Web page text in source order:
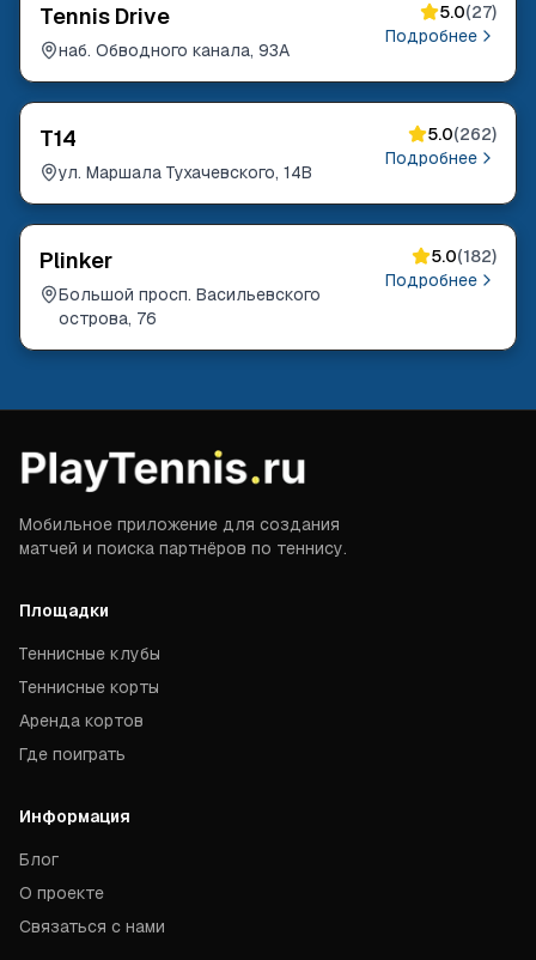
Tennis Drive
наб. Обводного канала, 93А
5.0(27)
Подробнее
T14
ул. Маршала Тухачевского, 14В
5.0(262)
Подробнее
Plinker
Большой просп. Васильевского
острова, 76
5.0(182)
Подробнее
Мобильное приложение для создания
матчей и поиска партнёров по теннису.
Площадки
Теннисные клубы
Теннисные корты
Аренда кортов
Где поиграть
Информация
Блог
О проекте
Связаться с нами